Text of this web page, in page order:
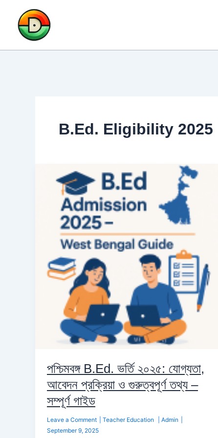
content
B.Ed. Eligibility 2025
পশ্চিমবঙ্গ B.Ed. ভর্তি ২০২৫: যোগ্যতা,
আবেদন প্রক্রিয়া ও গুরুত্বপূর্ণ তথ্য –
সম্পূর্ণ গাইড
Leave a Comment Teacher Education Admin
September 9, 2025
B.Ed.
২০২৫:
যোগ্যতা,
আবেদন
প্রক্রিয়া
ও
গুরুত্বপূর্ণ
গাইড